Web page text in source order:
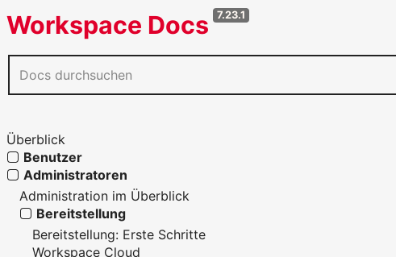
Workspace Docs 7.23.1
Überblick
Benutzer
Administratoren
Administration im Überblick
Bereitstellung
Bereitstellung: Erste Schritte
Workspace Cloud